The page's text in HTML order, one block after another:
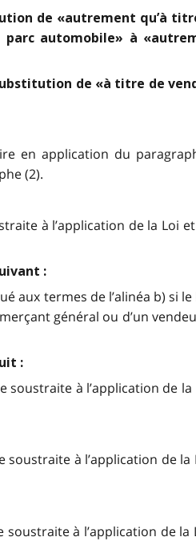
de «autrement qu’à
automobile» à
de «à titre de
en application du
(2).
à l’application de la Loi
:
aux termes de l’alinéa b) si
général ou d’un
:
à l’application de
à l’application de la
à l’application de la